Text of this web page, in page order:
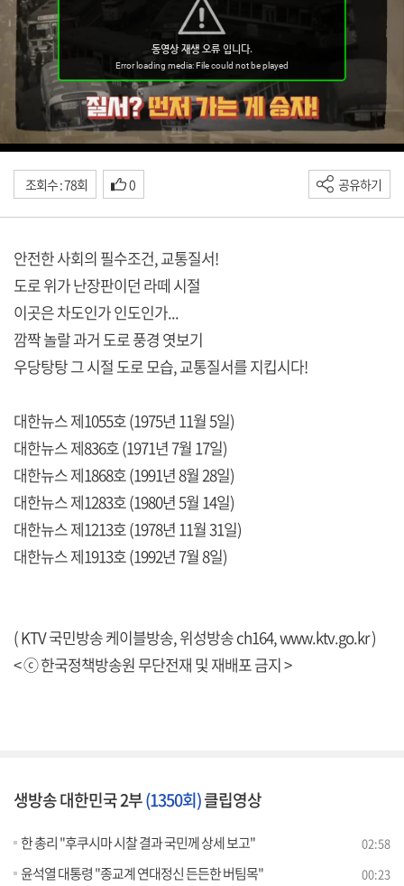
조회수 : 78회 0 공유하기
안전한 사회의 필수조건, 교통질서!
도로 위가 난장판이던 라떼 시절
이곳은 차도인가 인도인가...
깜짝 놀랄 과거 도로 풍경 엿보기
우당탕탕 그 시절 도로 모습, 교통질서를 지킵시다!
대한뉴스 제1055호 (1975년 11월 5일)
대한뉴스 제836호 (1971년 7월 17일)
대한뉴스 제1868호 (1991년 8월 28일)
대한뉴스 제1283호 (1980년 5월 14일)
대한뉴스 제1213호 (1978년 11월 31일)
대한뉴스 제1913호 (1992년 7월 8일)
( KTV 국민방송 케이블방송, 위성방송 ch164,www.ktv.go.kr)
< ⓒ 한국정책방송원 무단전재 및 재배포 금지 >
생방송 대한민국 2부(1350회)클립영상
한 총리 "후쿠시마 시찰 결과 국민께 상세 보고" 02:58
윤석열 대통령 "종교계 연대정신 든든한 버팀목" 00:23